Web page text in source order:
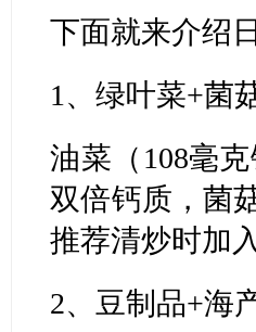
下面就来介绍
1、绿叶菜+菌
油菜（108毫
双倍钙质，菌
推荐清炒时加
2、豆制品+海